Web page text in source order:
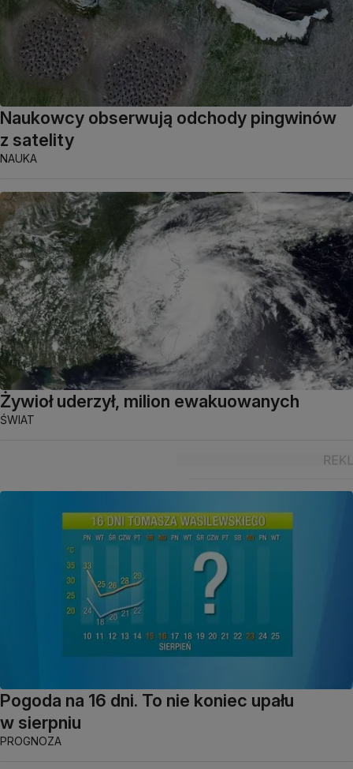
Naukowcy obserwują odchody pingwinów
z satelity
NAUKA
Żywioł uderzył, milion ewakuowanych
ŚWIAT
Pogoda na 16 dni. To nie koniec upału
w sierpniu
PROGNOZA